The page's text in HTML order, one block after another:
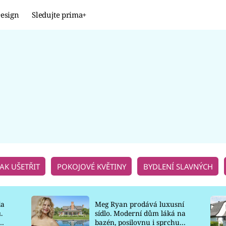
Sledujte prima+
UŠETŘIT POKOJOVÉ KVĚTINY BYDLENÍ SLAVNÝCH
Meg Ryan prodává luxusní
sídlo. Moderní dům láká na
bazén, posilovnu i sprchu